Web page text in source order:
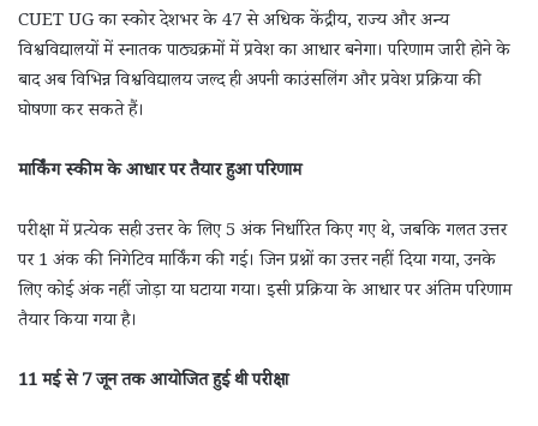
CUET UG का स्कोर देशभर के 47 से अधिक केंद्रीय, राज्य और अन्य
विश्वविद्यालयों में स्नातक पाठ्यक्रमों में प्रवेश का आधार बनेगा। परिणाम जारी होने के
बाद अब विभिन्न विश्वविद्यालय जल्द ही अपनी काउंसलिंग और प्रवेश प्रक्रिया की
घोषणा कर सकते हैं।
मार्किंग स्कीम के आधार पर तैयार हुआ परिणाम
परीक्षा में प्रत्येक सही उत्तर के लिए 5 अंक निर्धारित किए गए थे, जबकि गलत उत्तर
पर 1 अंक की निगेटिव मार्किंग की गई। जिन प्रश्नों का उत्तर नहीं दिया गया, उनके
लिए कोई अंक नहीं जोड़ा या घटाया गया। इसी प्रक्रिया के आधार पर अंतिम परिणाम
तैयार किया गया है।
11 मई से 7 जून तक आयोजित हुई थी परीक्षा